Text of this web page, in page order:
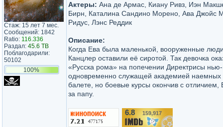
Стаж: 15 лет 7 мес.
Сообщений: 1842
Ratio: 116.336
Раздал: 45.6 TB
Поблагодарили:
50102
100%
Актеры: Ана де Армас, Киану Ривз, Иэн
Бирн, Каталина Сандино Морено, Ава Джойс
Ридус, Лэнс Реддик
Описание:
Когда Ева была маленькой, вооруженные
Канцлер оставили её сиротой. Так девочка
«Русска рома» на попечении Директрисы
одновременно служащей академией наемных
балете, но боевые курсы окончив с отличием,
за папу.
6.8 159,917